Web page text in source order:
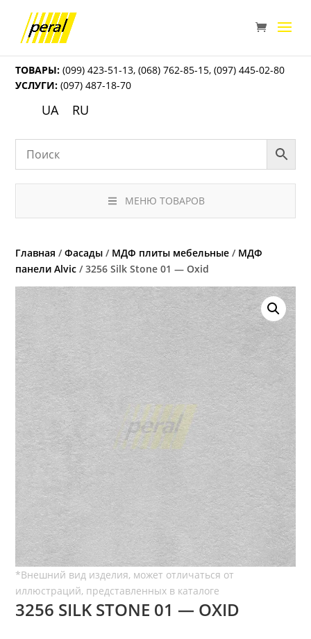
ТОВАРЫ: (099) 423-51-13,(068) 762-85-15,(097) 445-02-80
УСЛУГИ: (097) 487-18-70
UA RU
МЕНЮ ТОВАРОВ
Главная /Фасады / МДФ плиты мебельные / МДФ
панели Alvic / 3256 Silk Stone 01 — Oxid
3256 SILK STONE 01 — OXID